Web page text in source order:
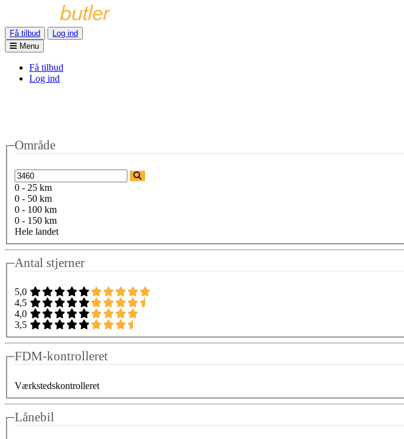
Få tilbud
Log ind
Menu
Få tilbud
Log ind
Område
0 - 25 km
0 - 50 km
0 - 100 km
0 - 150 km
Hele landet
Antal stjerner
5,0
4,5
4,0
3,5
FDM-kontrolleret
Værkstedskontrolleret
Lånebil